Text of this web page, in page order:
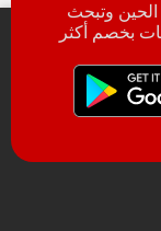
وتبحث
بخصم أكثر